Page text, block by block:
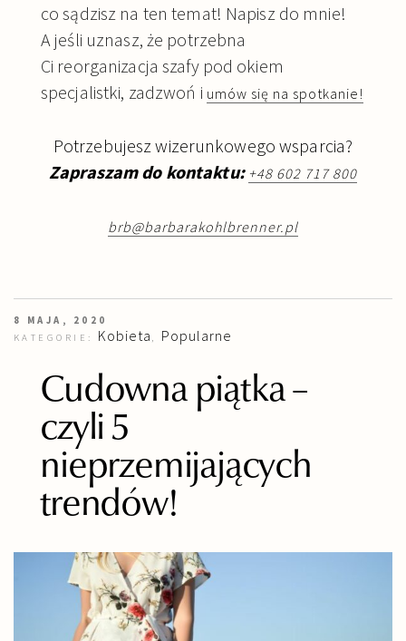
co sądzisz na ten temat! Napisz do mnie!
A jeśli uznasz, że potrzebna
Ci reorganizacja szafy pod okiem
specjalistki, zadzwoń i umów się na spotkanie!
Potrzebujesz wizerunkowego wsparcia?
Zapraszam do kontaktu: +48 602 717 800
brb@barbarakohlbrenner.pl
8 MAJA, 2020
KATEGORIE: Kobieta , Popularne
Cudowna piątka –
czyli 5
nieprzemijających
trendów!